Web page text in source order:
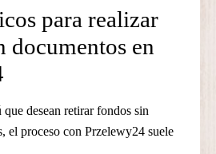
para realizar
documentos en
que desean retirar fondos sin
el proceso con Przelewy24 suele